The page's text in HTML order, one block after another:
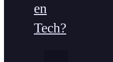
en
Tech?